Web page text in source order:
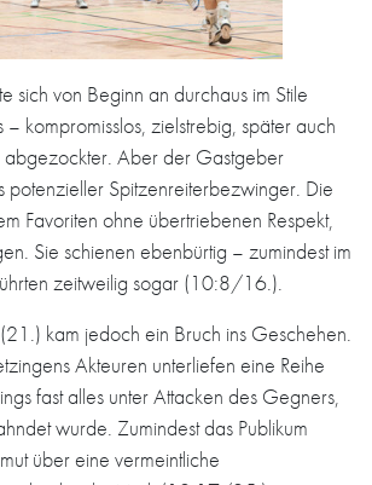
sich von Beginn an durchaus im Stile
– kompromisslos, zielstrebig, später auch
abgezockter. Aber der Gastgeber
potenzieller Spitzenreiterbezwinger. Die
Favoriten ohne übertriebenen Respekt,
Sie schienen ebenbürtig – zumindest im
zeitweilig sogar (10:8/16.).
kam jedoch ein Bruch ins Geschehen.
Akteuren unterliefen eine Reihe
fast alles unter Attacken des Gegners,
wurde. Zumindest das Publikum
über eine vermeintliche